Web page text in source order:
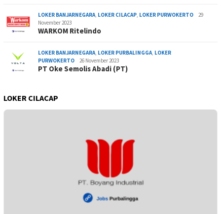
LOKER BANJARNEGARA LOKER CILACAP LOKER PURWOKERTO
29
November 2023
WARKOM Ritelindo
LOKER BANJARNEGARA LOKER PURBALINGGA LOKER
PURWOKERTO
26 November 2023
PT Oke Semolis Abadi (PT)
LOKER CILACAP